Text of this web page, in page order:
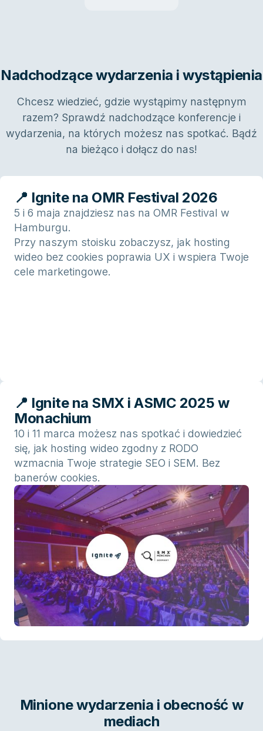
Nadchodzące wydarzenia i wystąpienia
Chcesz wiedzieć, gdzie wystąpimy następnym
razem? Sprawdź nadchodzące konferencje i
wydarzenia, na których możesz nas spotkać. Bądź
na bieżąco i dołącz do nas!
📍 Ignite na OMR Festival 2026
5 i 6 maja znajdziesz nas na OMR Festival w
Hamburgu.
Przy naszym stoisku zobaczysz, jak hosting
wideo bez cookies poprawia UX i wspiera Twoje
cele marketingowe.
📍 Ignite na SMX i ASMC 2025 w
Monachium
10 i 11 marca możesz nas spotkać i dowiedzieć
się, jak hosting wideo zgodny z RODO
wzmacnia Twoje strategie SEO i SEM. Bez
banerów cookies.
Minione wydarzenia i obecność w
mediach